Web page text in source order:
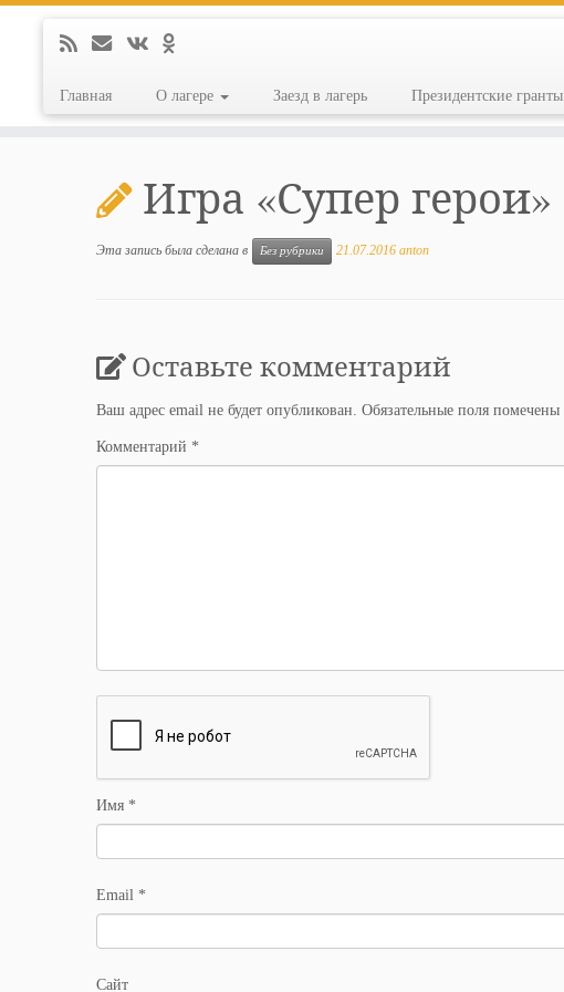
Главная О лагере Заезд в лагерь Президентские гранты
Игра «Супер герои»
Эта запись была сделана в Без рубрики 21.07.2016 anton
Оставьте комментарий
Ваш адрес email не будет опубликован. Обязательные поля помечены
Комментарий *
Имя *
Email *
Сайт